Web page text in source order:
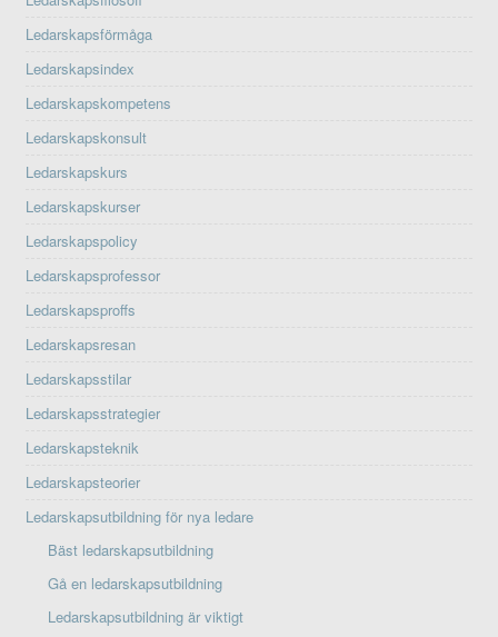
Ledarskapsförmåga
Ledarskapsindex
Ledarskapskompetens
Ledarskapskonsult
Ledarskapskurs
Ledarskapskurser
Ledarskapspolicy
Ledarskapsprofessor
Ledarskapsproffs
Ledarskapsresan
Ledarskapsstilar
Ledarskapsstrategier
Ledarskapsteknik
Ledarskapsteorier
Ledarskapsutbildning för nya ledare
Bäst ledarskapsutbildning
Gå en ledarskapsutbildning
Ledarskapsutbildning är viktigt